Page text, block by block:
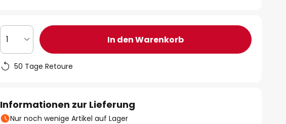
1 In den Warenkorb
50 Tage Retoure
Informationen zur Lieferung
Nur noch wenige Artikel auf Lager